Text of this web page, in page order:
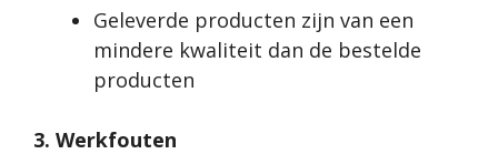
Geleverde producten zijn van een
mindere kwaliteit dan de bestelde
producten
3. Werkfouten